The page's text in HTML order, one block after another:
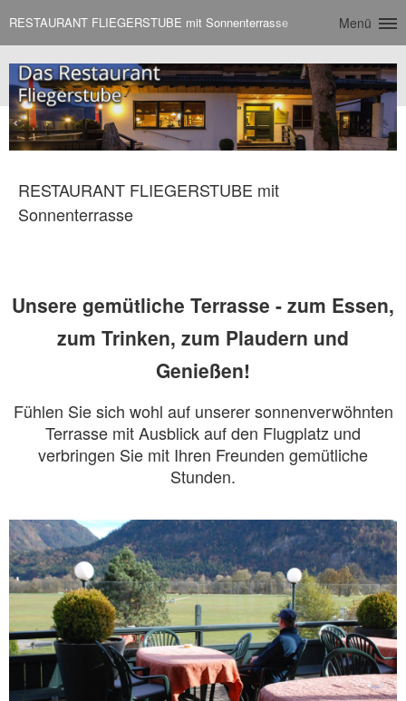
RESTAURANT FLIEGERSTUBE mit Sonnenterrasse Menü
RESTAURANT FLIEGERSTUBE mit
Sonnenterrasse
Unsere gemütliche Terrasse - zum Essen,
zum Trinken, zum Plaudern und
Genießen!
Fühlen Sie sich wohl auf unserer sonnenverwöhnten
Terrasse mit Ausblick auf den Flugplatz und
verbringen Sie mit Ihren Freunden gemütliche
Stunden.